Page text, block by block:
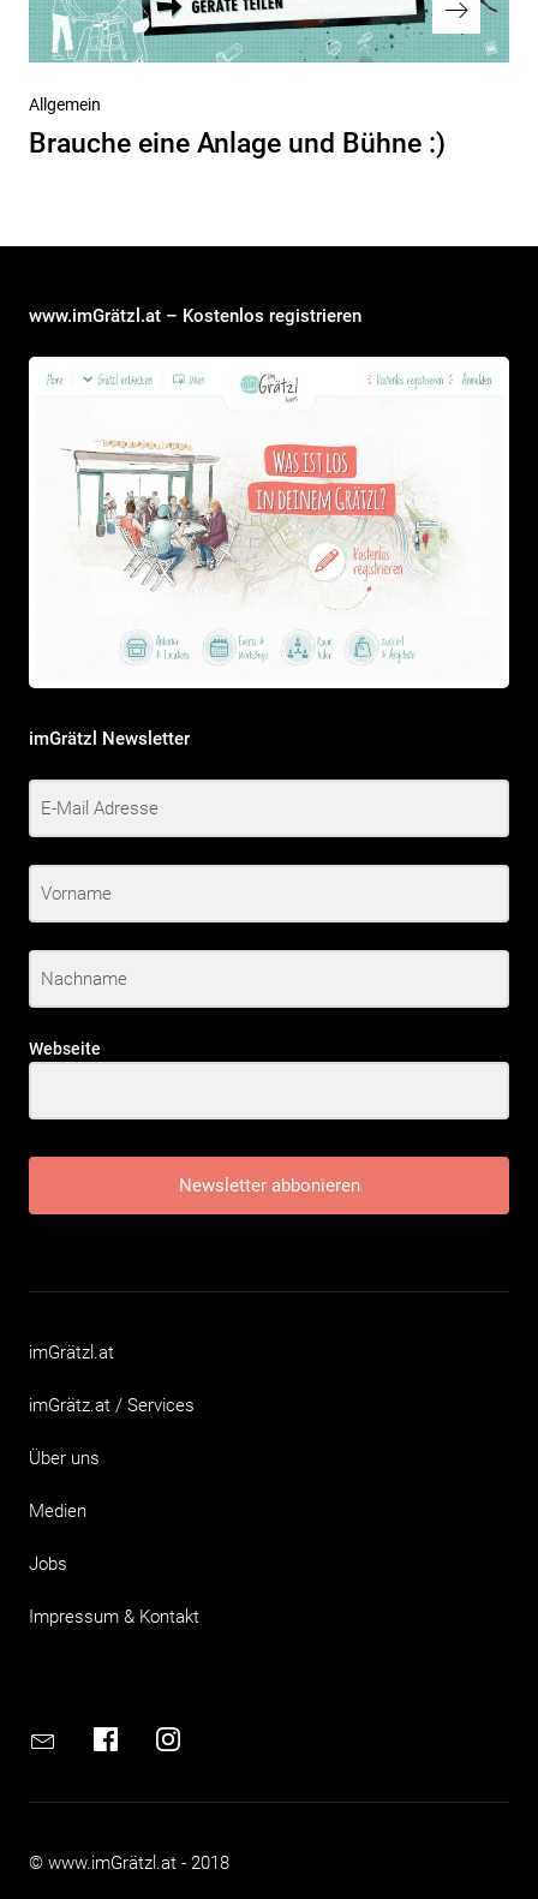
Nächster
Beitrag
Allgemein
Brauche eine Anlage und Bühne :)
www.imGrätzl.at – Kostenlos registrieren
imGrätzl Newsletter
Webseite
Newsletter abbonieren
imGrätzl.at
imGrätz.at / Services
Über uns
Medien
Jobs
Impressum & Kontakt
Email FacebookInstagram
© www.imGrätzl.at - 2018